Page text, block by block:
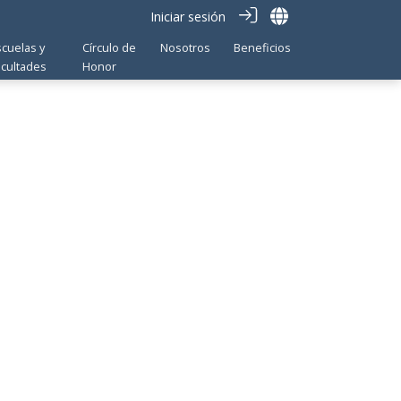
Iniciar sesión
y
Círculo de
Honor
Nosotros Beneficios